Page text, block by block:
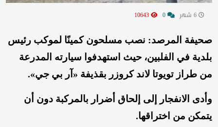
صحيفة المرصد: نصب مسلحون كمينًا لموكب رئيس
بلدية في الفلبين، حيث استهدفوا سيارته المدرعة
من طراز تويوتا لاند كروزر بقذيفة «آر بي جي».
وأدى الانفجار إلى إلحاق أضرار بالمركبة دون أن
يتمكن من اختراقها.